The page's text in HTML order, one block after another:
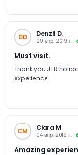
DD Denzil D.
09 апр. 2019 г.
Must visit.
Thank you JTR
experience
CM Ciara M.
04 апр. 2019 г.
Amazing